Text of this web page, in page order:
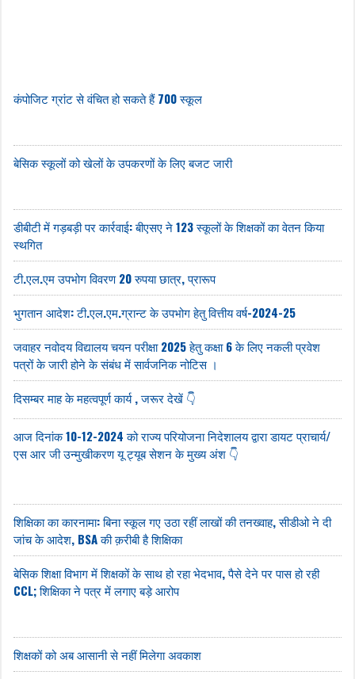
कंपोजिट ग्रांट से वंचित हो सकते हैं 700 स्कूल
बेसिक स्कूलों को खेलों के उपकरणों के लिए बजट जारी
डीबीटी में गड़बड़ी पर कार्रवाई: बीएसए ने 123 स्कूलों के शिक्षकों का वेतन किया
स्थगित
टी.एल.एम उपभोग विवरण 20 रुपया छात्र, प्रारूप
भुगतान आदेश: टी.एल.एम.ग्रान्ट के उपभोग हेतु वित्तीय वर्ष-2024-25
जवाहर नवोदय वि‌द्यालय चयन परीक्षा 2025 हेतु कक्षा 6 के लिए नकली प्रवेश
पत्रों के जारी होने के संबंध में सार्वजनिक नोटिस ।
दिसम्बर माह के महत्वपूर्ण कार्य , जरूर देखें 👇
आज दिनांक 10-12-2024 को राज्य परियोजना निदेशालय द्वारा डायट प्राचार्य/
एस आर जी उन्मुखीकरण यू ट्यूब सेशन के मुख्य अंश 👇
शिक्षिका का कारनामा: बिना स्कूल गए उठा रहीं लाखों की तनख्वाह, सीडीओ ने दी
जांच के आदेश, BSA की क़रीबी है शिक्षिका
बेसिक शिक्षा विभाग में शिक्षकों के साथ हो रहा भेदभाव, पैसे देने पर पास हो रही
CCL; शिक्षिका ने पत्र में लगाए बड़े आरोप
शिक्षकों को अब आसानी से नहीं मिलेगा अवकाश